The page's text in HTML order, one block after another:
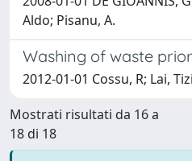
Aldo; Pisanu, A.
Washing of waste
2012-01-01 Cossu, R; Lai,
Mostrati risultati da 16 a
18 di 18